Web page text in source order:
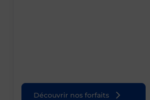
Découvrir nos forfaits